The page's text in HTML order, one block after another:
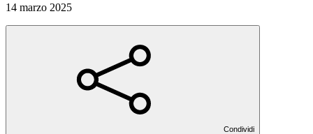
14 marzo 2025
Condividi